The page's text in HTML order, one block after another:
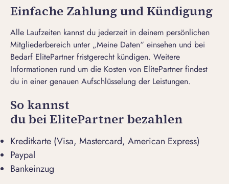
Einfache Zahlung und Kündigung
Alle Laufzeiten kannst du jederzeit in deinem persönlichen
Mitgliederbereich unter „Meine Daten“ einsehen und bei
Bedarf ElitePartner fristgerecht kündigen. Weitere
Informationen rund um die Kosten von ElitePartner findest
du in einer genauen Aufschlüsselung der Leistungen.
So kannst
du bei ElitePartner bezahlen
Kreditkarte (Visa, Mastercard, American Express)
Paypal
Bankeinzug